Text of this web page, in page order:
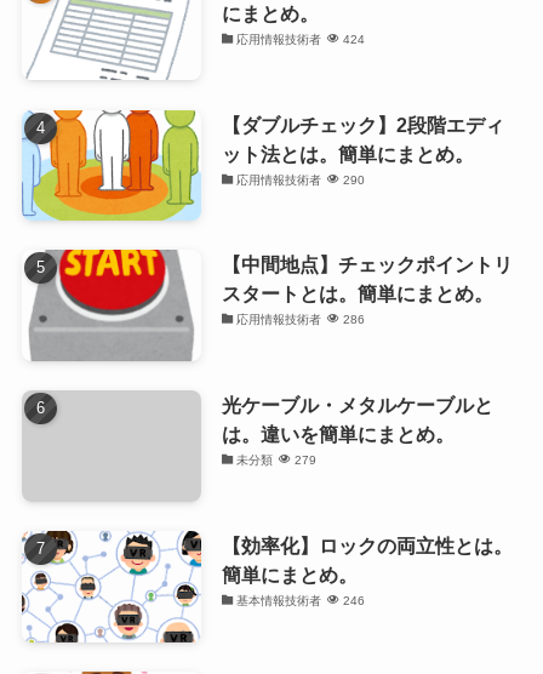
にまとめ。
応用情報技術者 424
【ダブルチェック】2段階エディ
ット法とは。簡単にまとめ。
応用情報技術者 290
【中間地点】チェックポイントリ
スタートとは。簡単にまとめ。
応用情報技術者 286
光ケーブル・メタルケーブルと
は。違いを簡単にまとめ。
未分類 279
【効率化】ロックの両立性とは。
簡単にまとめ。
基本情報技術者 246